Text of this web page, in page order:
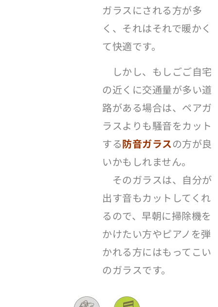
ガラスにされる方が多
く、それはそれで暖かく
て快適です。
しかし、もしごご自宅
の近くに交通量が多い道
路がある場合は、ペアガ
ラスよりも騒音をカット
する防音ガラスの方が良
いかもしれません。
そのガラスは、自分が
出す音もカットしてくれ
るので、早朝に掃除機を
かけたい方やピアノを弾
かれる方にはもってこい
のガラスです。